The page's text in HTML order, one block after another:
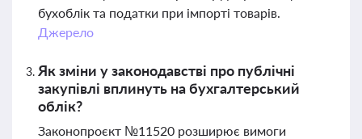
бухоблік та податки при імпорті товарів.
Джерело
Як зміни у законодавстві про публічні
закупівлі вплинуть на бухгалтерський
облік?
Законопроєкт №11520 розширює вимоги